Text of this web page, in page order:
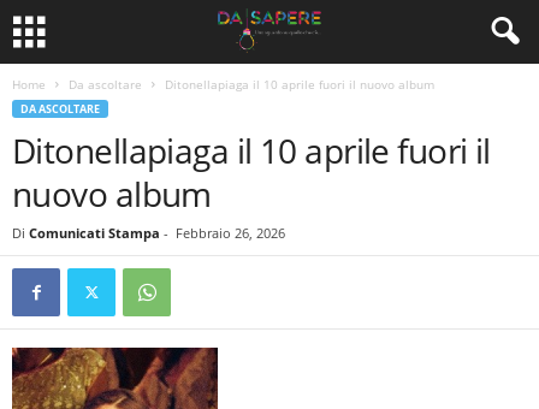
Home Da ascoltare Ditonellapiaga il 10 aprile fuori il nuovo album
DA ASCOLTARE
Ditonellapiaga il 10 aprile fuori il
nuovo album
Di Comunicati Stampa - Febbraio 26, 2026